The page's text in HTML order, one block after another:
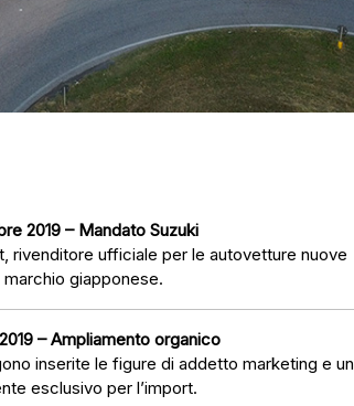
2019 – Mandato Suzuki
rivenditore ufficiale per le autovetture nuove
marchio giapponese.
– Ampliamento organico
inserite le figure di addetto marketing e un
esclusivo per l’import.